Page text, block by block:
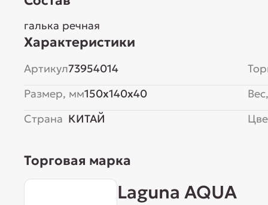
галька речная
Характеристики
Артикул73954014
Размер, мм150x140x40
Страна КИТАЙ
Торговая марка
Laguna AQUA